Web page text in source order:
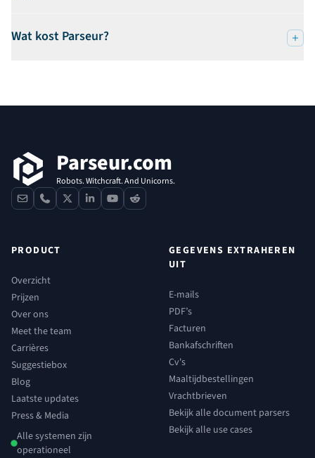
Wat kost Parseur?
Parseur.com
Robots. Witchcraft. And Unicorns.
contactphone
x linkedinyoutube
reddit
PRODUCT
Overzicht
Prijzen
Over ons
Meet the team
Carrières
Suggestiebox
Blog
Laatste updates
Press & Media
Alle systemen zijn
operationeel
GEGEVENS EXTRAHEREN
UIT
E-mails
PDF’s
Facturen
Bankafschriften
Cv's
Maaltijdbestellingen
Vrachtbrieven
Bekijk alle document parsers
Bekijk alle use cases